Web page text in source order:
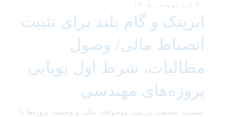
۳۰ اردیبهشت, ۱۴۰۵
ایریتک و گام بلند برای تثبیت
انضباط مالی/ وصول
مطالبات، شرط اول پویایی
پروژه‌های مهندسی
نشست تخصصی بررسی موضوعات مالی و وضعیت پروژه‌ها با